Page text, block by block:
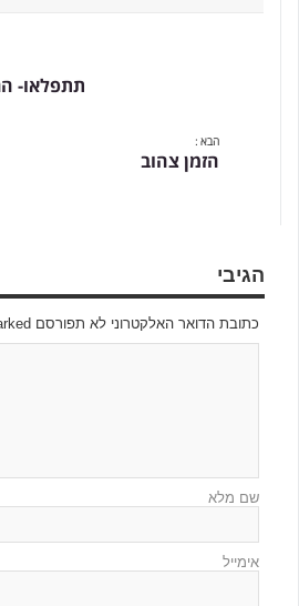
תתפלאו-
הבא :
הזמן צהוב
הגיבי
כתובת הדואר האלקטרוני לא תפורסם Required fields are marked
שם מלא
אימייל